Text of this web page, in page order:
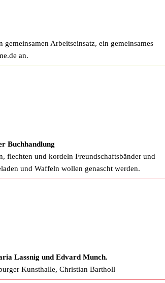
Arbeitseinsatz, ein gemeinsames
an.
Buchhandlung
flechten und kordeln Freundschaftsbänder und
und Waffeln wollen genascht werden.
Lassnig und Edvard Munch.
Kunsthalle, Christian Bartholl